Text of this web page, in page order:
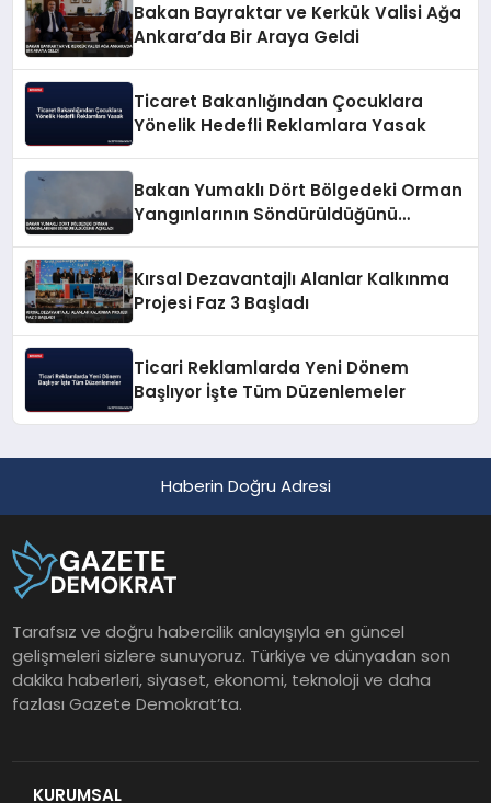
Bakan Bayraktar ve Kerkük Valisi Ağa
Ankara’da Bir Araya Geldi
Ticaret Bakanlığından Çocuklara
Yönelik Hedefli Reklamlara Yasak
Bakan Yumaklı Dört Bölgedeki Orman
Yangınlarının Söndürüldüğünü
Kırsal Dezavantajlı Alanlar Kalkınma
Projesi Faz 3 Başladı
Ticari Reklamlarda Yeni Dönem
Başlıyor İşte Tüm Düzenlemeler
Haberin Doğru Adresi
Tarafsız ve doğru habercilik anlayışıyla en güncel
gelişmeleri sizlere sunuyoruz. Türkiye ve dünyadan son
dakika haberleri, siyaset, ekonomi, teknoloji ve daha
fazlası Gazete Demokrat’ta.
KURUMSAL